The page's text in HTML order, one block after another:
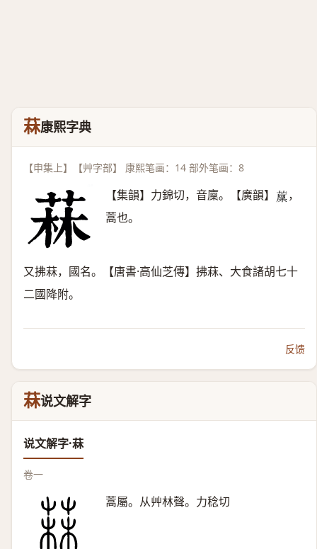
菻康熙字典
【申集上】【艸字部】 康熙笔画：14 部外笔画：8
【集韻】力錦切，音廩。【廣韻】 𦾰 ，
蒿也。
又拂菻，國名。【唐書·高仙芝傳】拂菻、大食諸胡七十
二國降附。
反馈
菻说文解字
说文解字·菻
卷一
蒿屬。从艸林聲。力稔切